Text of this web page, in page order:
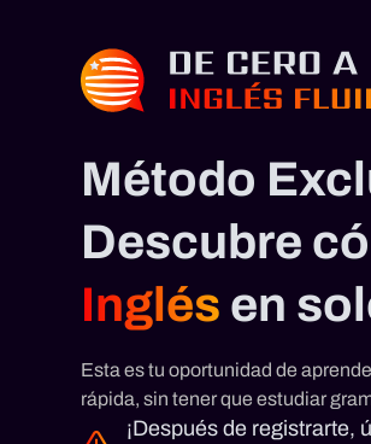
Método
Descubre
Inglés en
Esta es tu oportunidad de
rápida, sin tener que estudiar
¡Después de registrarte,